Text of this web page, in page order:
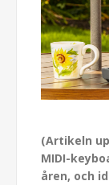
(Artikeln
MIDI-
åren, och